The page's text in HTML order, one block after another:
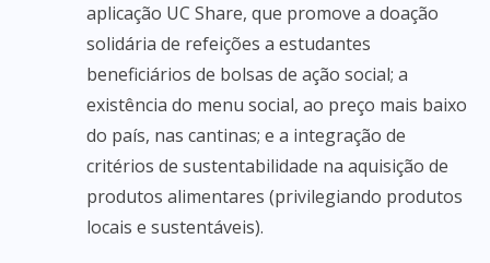
aplicação UC Share, que promove a doação
solidária de refeições a estudantes
beneficiários de bolsas de ação social; a
existência do menu social, ao preço mais baixo
do país, nas cantinas; e a integração de
critérios de sustentabilidade na aquisição de
produtos alimentares (privilegiando produtos
locais e sustentáveis).